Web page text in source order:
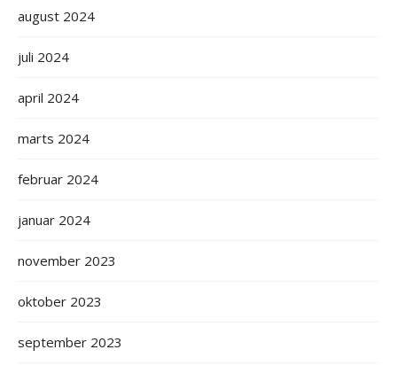
august 2024
juli 2024
april 2024
marts 2024
februar 2024
januar 2024
november 2023
oktober 2023
september 2023